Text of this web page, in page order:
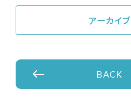
アーカイブ
BACK